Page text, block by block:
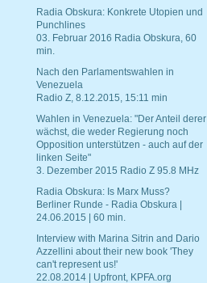
Radia Obskura: Konkrete Utopien und
Punchlines
03. Februar 2016 Radia Obskura, 60
min.
Nach den Parlamentswahlen in
Venezuela
Radio Z, 8.12.2015, 15:11 min
Wahlen in Venezuela: "Der Anteil derer
wächst, die weder Regierung noch
Opposition unterstützen - auch auf der
linken Seite"
3. Dezember 2015 Radio Z 95.8 MHz
Radia Obskura: Is Marx Muss?
Berliner Runde - Radia Obskura |
24.06.2015 | 60 min.
Interview with Marina Sitrin and Dario
Azzellini about their new book 'They
can't represent us!'
22.08.2014 | Upfront, KPFA.org